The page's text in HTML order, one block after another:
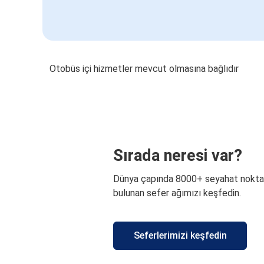
Otobüs içi hizmetler mevcut olmasına bağlıdır
Sırada neresi var?
Dünya çapında 8000+ seyahat
bulunan sefer ağımızı keşfedin.
Seferlerimizi keşfedin